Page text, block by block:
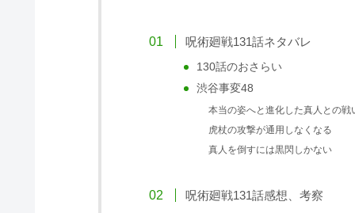
呪術廻戦131話ネタバレ
130話のおさらい
渋谷事変48
本当の姿へと進化した真人との戦
虎杖の攻撃が通用しなくなる
真人を倒すには黒閃しかない
呪術廻戦131話感想、考察